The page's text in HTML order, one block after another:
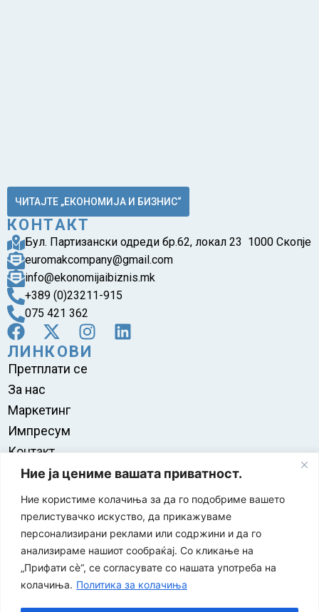
Ние ја цениме вашата приватност.
Ние користиме колачиња за да го подобриме вашето
прелистувачко искуство, да прикажуваме
персонализирани реклами или содржини и да го
анализираме нашиот сообраќај. Со кликање на
„Прифати сè“, се согласувате со нашата употреба на
колачиња. Политика за колачиња
ЧИТАЈТЕ „ЕКОНОМИЈА И БИЗНИС“
КОНТАКТ
Бул. Партизански одреди бр.62, локал 23 1000 Скопје
euromakcompany@gmail.com
info@ekonomijaibiznis.mk
+389 (0)23211-915
075 421 362
ЛИНКОВИ
Претплати се
За нас
Маркетинг
Импресум
Контакт
Правила на користење